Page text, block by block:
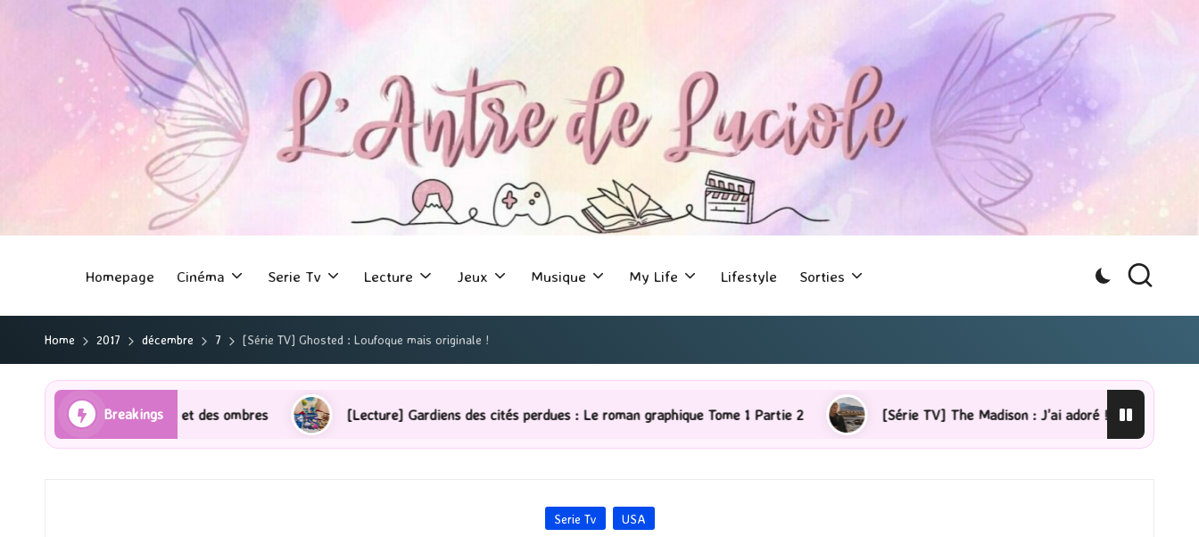
Homepage Cinéma Serie Tv Lecture Jeux Musique My Life Lifestyle Sorties
Home 2017 décembre 7 [Série TV] Ghosted : Loufoque mais originale !
Breakings
[Lecture] Gardiens des cités perdues : Le roman graphique Tome 1 Partie 2 [Série TV] The Madison : J’ai adoré ! [Lecture] La femme de ménage : J’ai
Posted
Serie Tv USA